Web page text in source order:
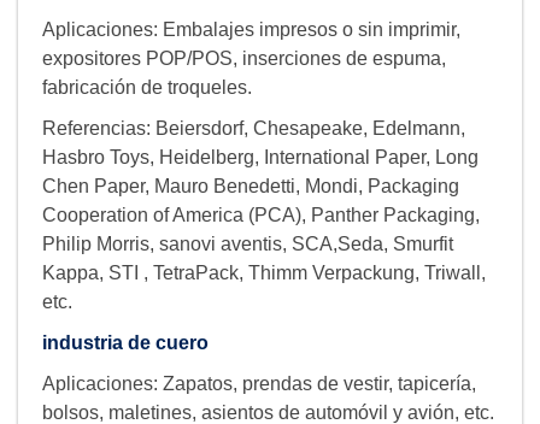
Aplicaciones: Embalajes impresos o sin imprimir,
expositores POP/POS, inserciones de espuma,
fabricación de troqueles.
Referencias: Beiersdorf, Chesapeake, Edelmann,
Hasbro Toys, Heidelberg, International Paper, Long
Chen Paper, Mauro Benedetti, Mondi, Packaging
Cooperation of America (PCA), Panther Packaging,
Philip Morris, sanovi aventis, SCA,Seda, Smurfit
Kappa, STI , TetraPack, Thimm Verpackung, Triwall,
etc.
industria de cuero
Aplicaciones: Zapatos, prendas de vestir, tapicería,
bolsos, maletines, asientos de automóvil y avión, etc.